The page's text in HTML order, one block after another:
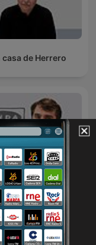
casa de Herrero
La brújula